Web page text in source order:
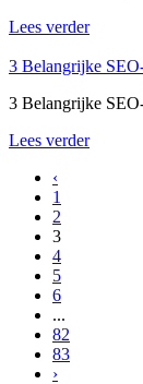
Lees verder
3 Belangrijke
3 Belangrijke
Lees verder
‹
1
2
3
4
5
6
...
82
83
›